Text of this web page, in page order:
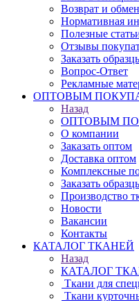
Возврат и обмен
Нормативная
Полезные
Отзывы
Заказать
Вопрос-Ответ
Рекламные
ОПТОВЫМ
Назад
ОПТОВЫМ
О компании
Заказать оптом
Доставка оптом
Комплексные
Заказать
Производство
Новости
Вакансии
Контакты
КАТАЛОГ ТКАНЕЙ
Назад
КАТАЛОГ
Ткани для
Ткани